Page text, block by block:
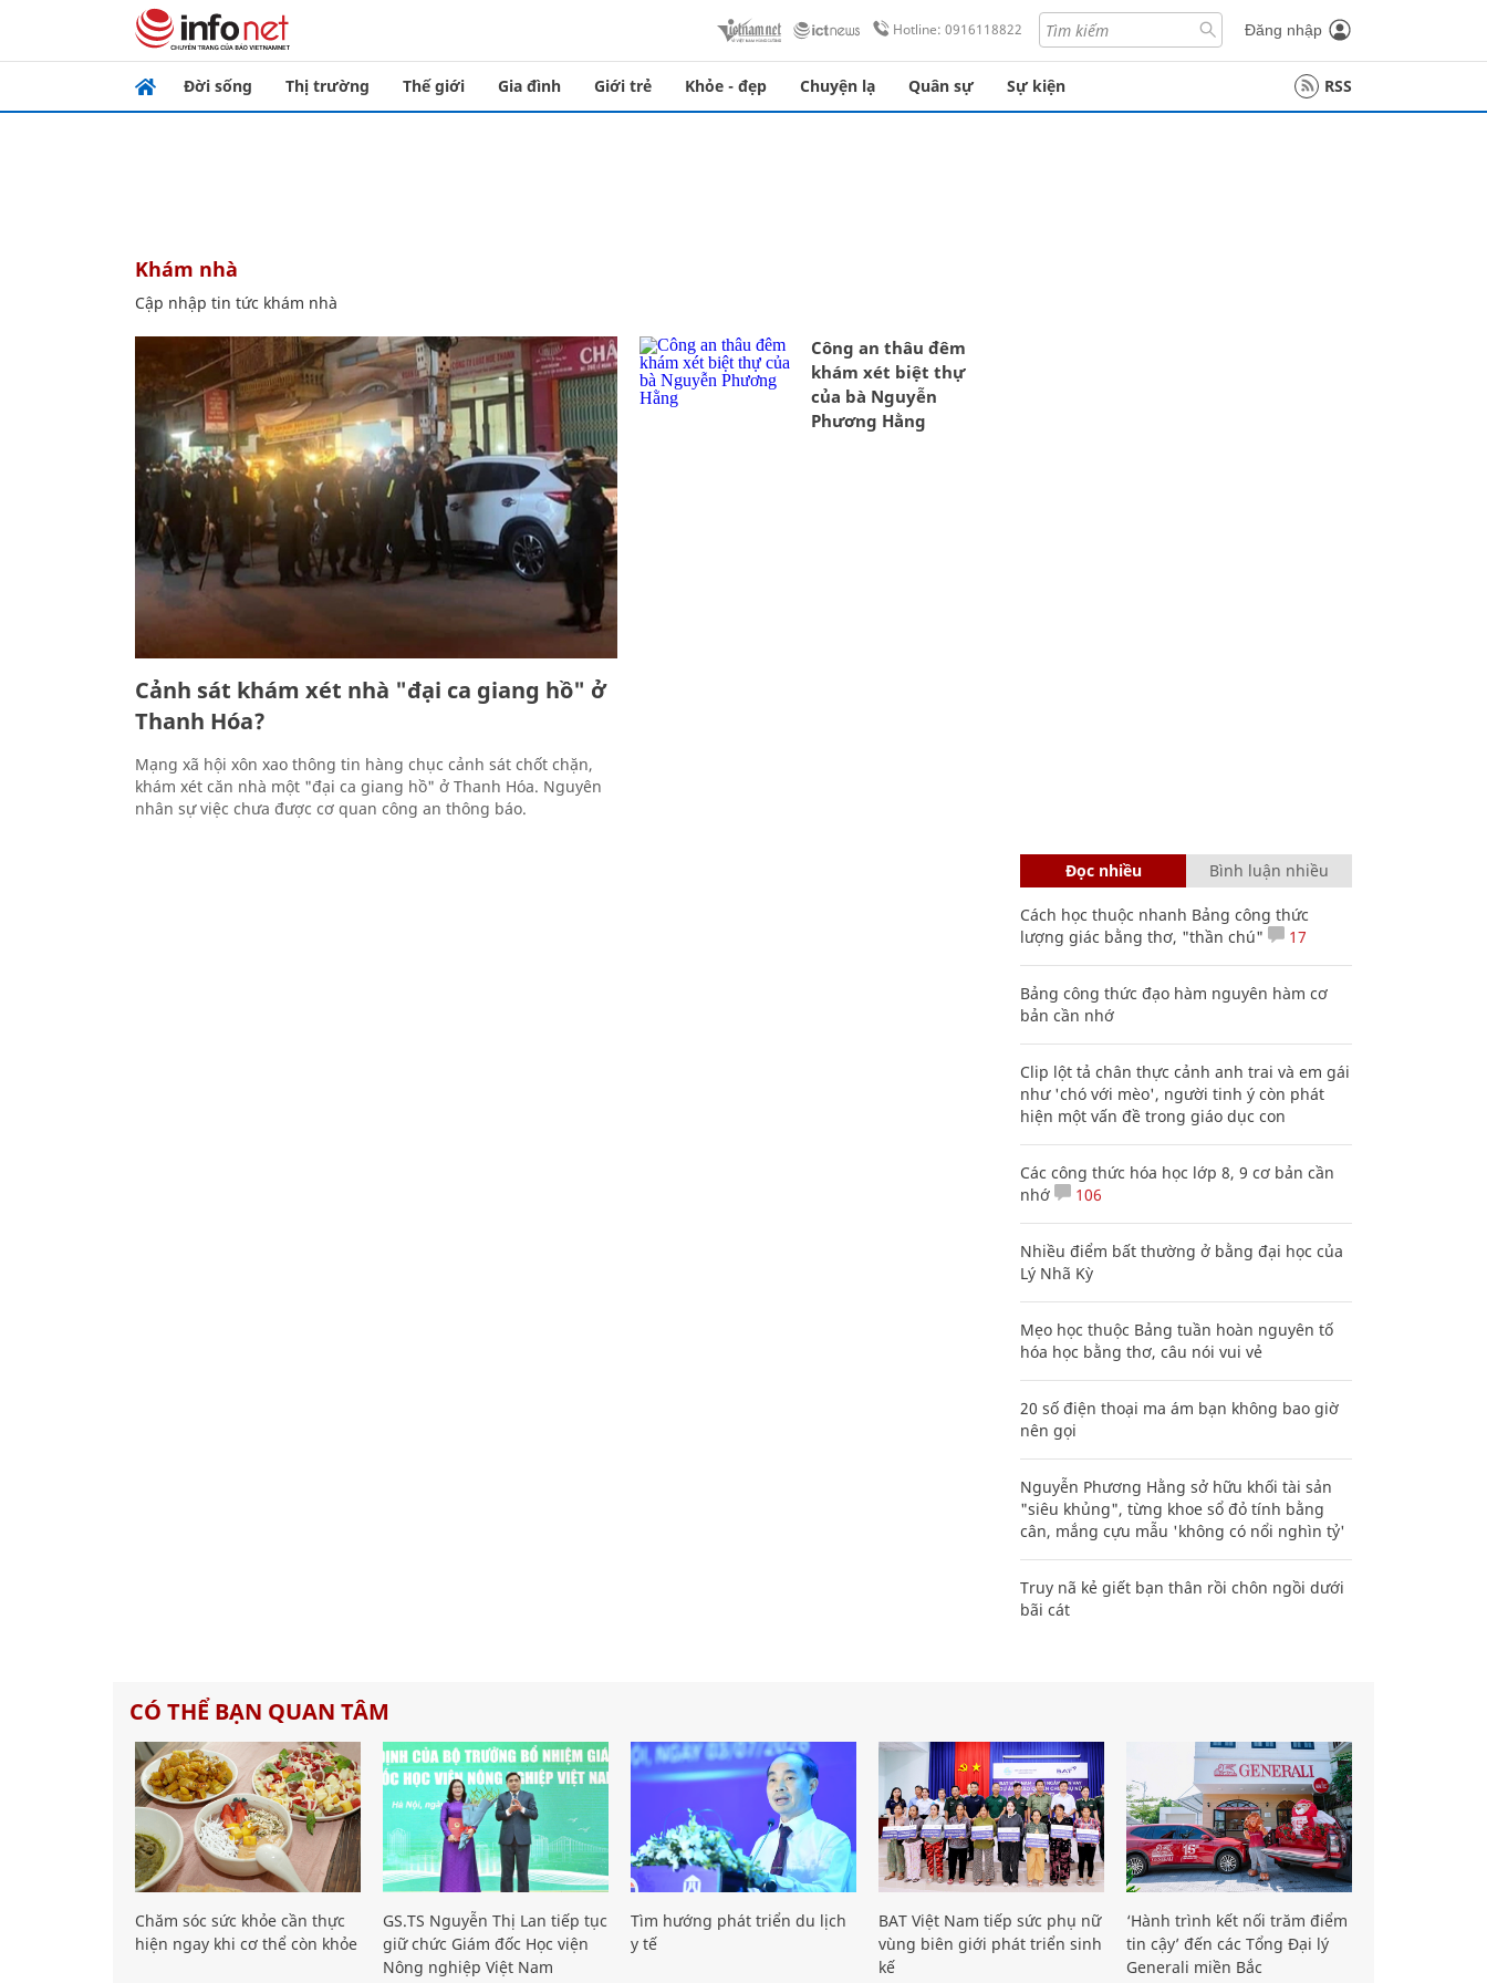
Hotline: 0916118822 Đăng nhập
Đời sống Thị trường Thế giới Gia đình Giới trẻ Khỏe - đẹp Chuyện lạ Quân sự Sự kiện RSS
khám nhà
Cập nhập tin tức khám nhà
Cảnh sát khám xét nhà "đại ca giang hồ" ở
Thanh Hóa?
Mạng xã hội xôn xao thông tin hàng chục cảnh sát chốt chặn,
khám xét căn nhà một "đại ca giang hồ" ở Thanh Hóa. Nguyên
nhân sự việc chưa được cơ quan công an thông báo.
Công an thâu đêm
khám xét biệt thự
của bà Nguyễn
Phương Hằng
Đọc nhiều Bình luận nhiều
Cách học thuộc nhanh Bảng công thức
lượng giác bằng thơ, "thần chú"
17
Bảng công thức đạo hàm nguyên hàm cơ
bản cần nhớ
Clip lột tả chân thực cảnh anh trai và em gái
như 'chó với mèo', người tinh ý còn phát
hiện một vấn đề trong giáo dục con
Các công thức hóa học lớp 8, 9 cơ bản cần
nhớ
106
Nhiều điểm bất thường ở bằng đại học của
Lý Nhã Kỳ
Mẹo học thuộc Bảng tuần hoàn nguyên tố
hóa học bằng thơ, câu nói vui vẻ
20 số điện thoại ma ám bạn không bao giờ
nên gọi
Nguyễn Phương Hằng sở hữu khối tài sản
"siêu khủng", từng khoe sổ đỏ tính bằng
cân, mắng cựu mẫu 'không có nổi nghìn tỷ'
Truy nã kẻ giết bạn thân rồi chôn ngồi dưới
bãi cát
CÓ THỂ BẠN QUAN TÂM
Chăm sóc sức khỏe cần thực
hiện ngay khi cơ thể còn khỏe
GS.TS Nguyễn Thị Lan tiếp tục
giữ chức Giám đốc Học viện
Nông nghiệp Việt Nam
Tìm hướng phát triển du lịch
y tế
BAT Việt Nam tiếp sức phụ nữ
vùng biên giới phát triển sinh
kế
‘Hành trình kết nối trăm điểm
tin cậy’ đến các Tổng Đại lý
Generali miền Bắc